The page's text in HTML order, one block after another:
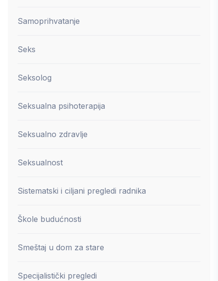
Samoprihvatanje
Seks
Seksolog
Seksualna psihoterapija
Seksualno zdravlje
Seksualnost
Sistematski i ciljani pregledi radnika
Škole budućnosti
Smeštaj u dom za stare
Specijalistički pregledi